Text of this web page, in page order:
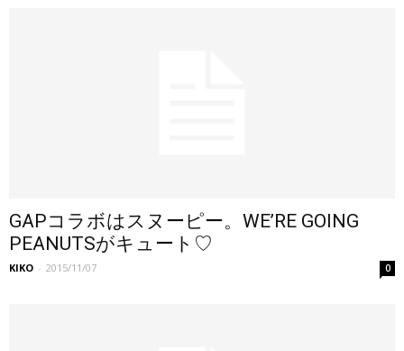
GAPコラボはスヌーピー。WE’RE GOING
PEANUTSがキュート♡
KIKO - 2015/11/07 0